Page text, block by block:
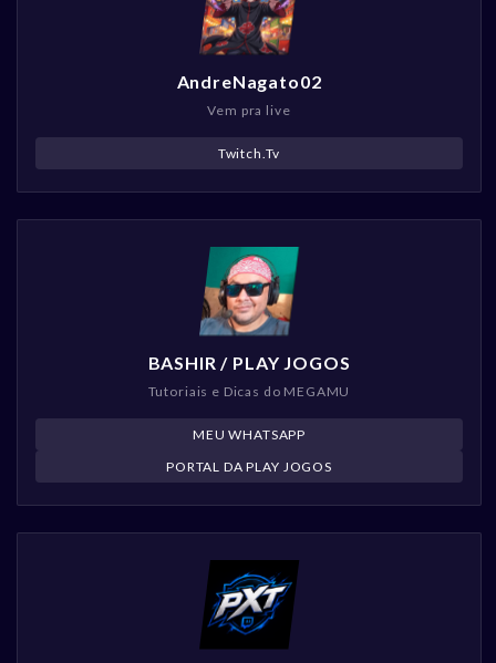
AndreNagato02
Vem pra live
Twitch.Tv
BASHIR / PLAY JOGOS
Tutoriais e Dicas do MEGAMU
MEU WHATSAPP
PORTAL DA PLAY JOGOS